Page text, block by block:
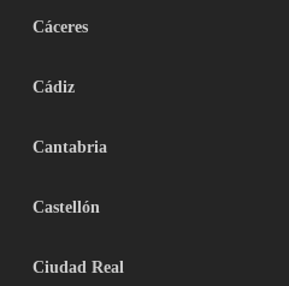
Cáceres
Cádiz
Cantabria
Castellón
Ciudad Real